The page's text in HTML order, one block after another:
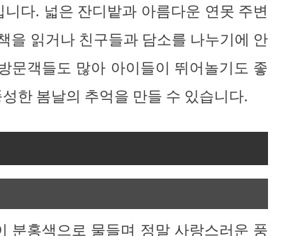
다. 넓은 잔디밭과 아름다운 연못 주변
을 읽거나 친구들과 담소를 나누기에 안
문객들도 많아 아이들이 뛰어놀기도 좋
한 봄날의 추억을 만들 수 있습니다.
분홍색으로 물들며 정말 사랑스러운 풍